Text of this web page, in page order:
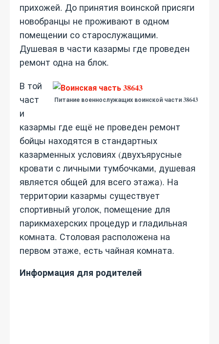
прихожей. До принятия воинской присяги
новобранцы не проживают в одном
помещении со старослужащими.
Душевая в части казармы где проведен
ремонт одна на блок.
Питание военнослужащих воинской части 38643
В той
част
и
казармы где ещё не проведен ремонт
бойцы находятся в стандартных
казарменных условиях (двухъярусные
кровати с личными тумбочками, душевая
является общей для всего этажа). На
территории казармы существует
спортивный уголок, помещение для
парикмахерских процедур и гладильная
комната. Столовая расположена на
первом этаже, есть чайная комната.
Информация для родителей